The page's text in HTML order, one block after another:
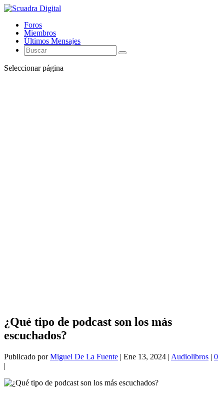
Foros
Miembros
Últimos Mensajes
Seleccionar página
¿Qué tipo de podcast son los más
escuchados?
Publicado porMiguel De La Fuente | Ene 13, 2024 | Audiolibros | 0
|